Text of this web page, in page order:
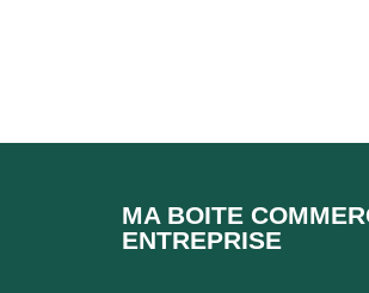
MA BOITE
ENTREPRISE